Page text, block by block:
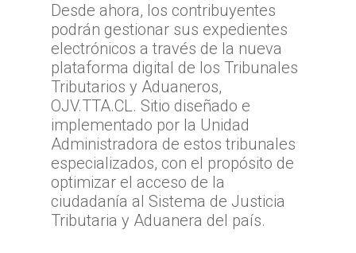
Desde ahora, los contribuyentes
podrán gestionar sus expedientes
electrónicos a través de la nueva
plataforma digital de los Tribunales
Tributarios y Aduaneros,
OJV.TTA.CL. Sitio diseñado e
implementado por la Unidad
Administradora de estos tribunales
especializados, con el propósito de
optimizar el acceso de la
ciudadanía al Sistema de Justicia
Tributaria y Aduanera del país.